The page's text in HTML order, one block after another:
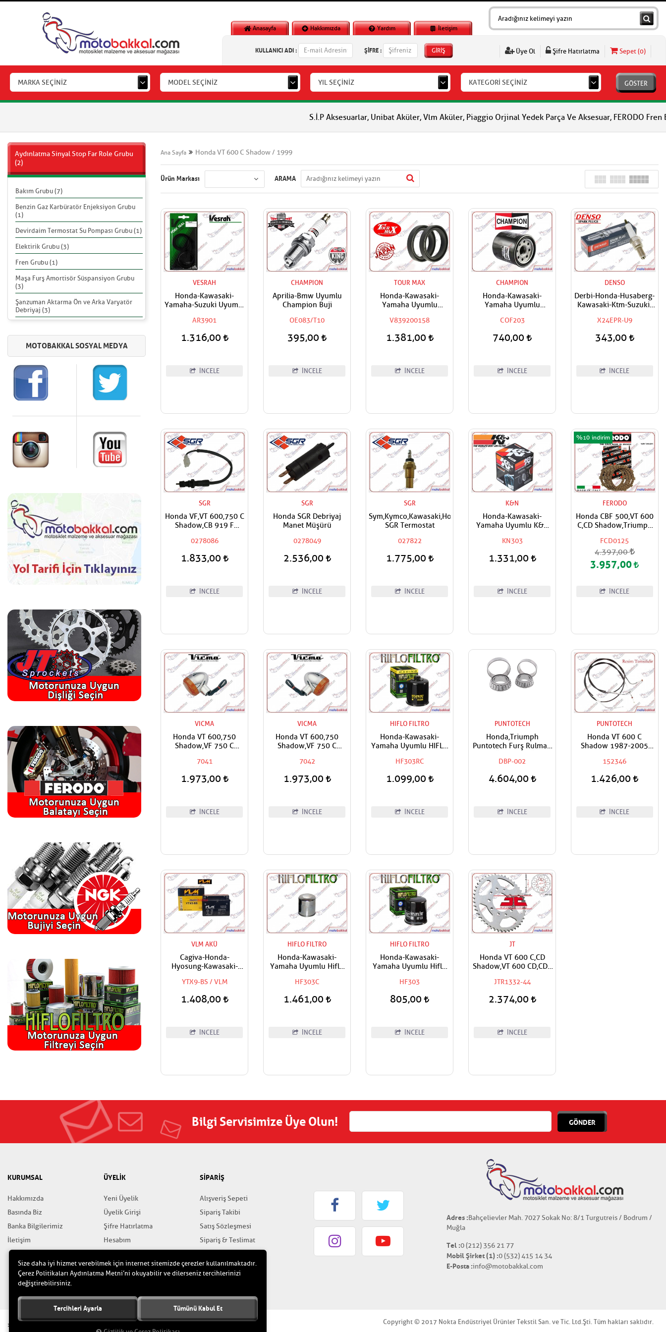
Anasayfa Hakkımızda Yardım İletişim
KULLANICI ADI : ŞİFRE : GİRİŞ Üye Ol Şifre Hatırlatma Sepet (0)
MARKA SEÇİNİZ MODEL SEÇİNİZ YIL SEÇİNİZ KATEGORİ SEÇİNİZ GÖSTER
S.İ.P Aksesuarlar, Unibat Aküler, Vlm Aküler, Piaggio Orjinal Yedek Parça Ve Aksesuar, FERODO Fren
Aydınlatma Sinyal Stop Far Role Grubu
(2)
Bakım Grubu (7)
Benzin Gaz Karbüratör Enjeksiyon Grubu
(1)
Devirdaim Termostat Su Pompası Grubu (1)
Elektirik Grubu (3)
Fren Grubu (1)
Maşa Furş Amortisör Süspansiyon Grubu
(3)
Şanzuman Aktarma Ön ve Arka Varyatör
Debriyaj (3)
Ana Sayfa Honda VT 600 C Shadow / 1999
Ürün Markası ARAMA
VESRAH
Honda-Kawasaki-
Yamaha-Suzuki Uyumlu
Keçesi
AR3901
1.316,00
İNCELE
CHAMPION
Aprilia-Bmw Uyumlu
Champion Buji
OE083/T10
395,00
İNCELE
TOUR MAX
Honda-Kawasaki-
Yamaha Uyumlu
Yağ Keçesi
V839200158
1.381,00
İNCELE
CHAMPION
Honda-Kawasaki-
Yamaha Uyumlu
COF203
740,00
İNCELE
DENSO
Derbi-Honda-Husaberg-
Kawasaki-Ktm-Suzuki-
Uyumlu Denso Buji
X24EPR-U9
343,00
İNCELE
SGR
Honda VF,VT 600,750 C
Shadow,CB 919 F
Müşürü
0278086
1.833,00
İNCELE
SGR
Honda SGR Debriyaj
Manet Müşürü
0278049
2.536,00
İNCELE
SGR
Sym,Kymco,Kawasaki,Honda
SGR Termostat
027822
1.775,00
İNCELE
K&N
Honda-Kawasaki-
Yamaha Uyumlu K&N
KN303
1.331,00
İNCELE
FERODO
Honda CBF 500,VT 600
C,CD Shadow,Triumph
Debriyaj Balata Takımı
FCD0125
%10
4.397,00
3.957,00
İNCELE
VICMA
Honda VT 600,750
Shadow,VF 750 C
1600 Classic Uyumlu
Sinyal
7041
1.973,00
İNCELE
VICMA
Honda VT 600,750
Shadow,VF 750 C
1600 Classic Uyumlu
Sinyal
7042
1.973,00
İNCELE
HIFLO FILTRO
Honda-Kawasaki-
Yamaha Uyumlu HIFLO
HF303RC
1.099,00
İNCELE
PUNTOTECH
Honda,Triumph
Puntotech Furş Rulman
Mesnet Maşa Bilyası
DBP-002
4.604,00
İNCELE
PUNTOTECH
Honda VT 600 C
Shadow 1987-2005
152346
1.426,00
İNCELE
VLM AKÜ
Cagiva-Honda-
Hyosung-Kawasaki-
Suzuki-Sym-Triumph-
Vespa-Yamaha Uyumlu
VLM Bakımsız Akü
YTX9-BS / VLM
1.408,00
İNCELE
HIFLO FILTRO
Honda-Kawasaki-
Yamaha Uyumlu Hiflo
HF303C
1.461,00
İNCELE
HIFLO FILTRO
Honda-Kawasaki-
Yamaha Uyumlu Hiflo
HF303
805,00
İNCELE
JT
Honda VT 600 C,CD
Shadow,VT 600 CD,CD2
JT Arka Dişli
JTR1332-44
2.374,00
İNCELE
Bilgi Servisimize Üye Olun! GÖNDER
KURUMSAL
Hakkımızda
Basında Biz
Banka Bilgilerimiz
İletişim
ÜYELİK
Yeni Üyelik
Üyelik Girişi
Şifre Hatırlatma
Hesabım
SİPARİŞ
Alışveriş Sepeti
Sipariş Takibi
Satış Sözleşmesi
Sipariş & Teslimat
Yardım
Adres :Bahçelievler Mah. 7027 Sokak No: 8/1 Turgutreis / Bodrum /
Muğla
Tel :0 (212) 356 21 77
Mobil Şirket (1) :0 (532) 415 14 34
E-Posta :info@motobakkal.com
> Copyright © 2017 Nokta Endüstriyel Ürünler Tekstil San. ve Tic. Ltd.Şti. Tüm hakları saklıdır.
Size daha iyi hizmet verebilmek için internet sitemizde çerezler kullanılmaktadır.
Çerez Politikaları Aydınlatma Metni’ni okuyabilir ve dilerseniz tercihlerinizi
değiştirebilirsiniz.
Tercihleri Ayarla Tümünü Kabul Et